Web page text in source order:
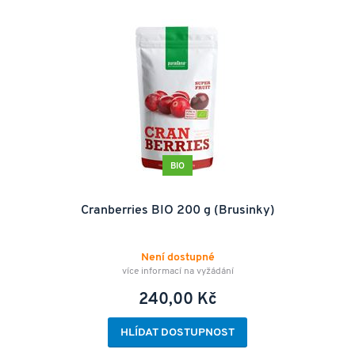
BIO
Cranberries BIO 200 g (Brusinky)
Není dostupné
více informací na vyžádání
240,00 Kč
HLÍDAT DOSTUPNOST